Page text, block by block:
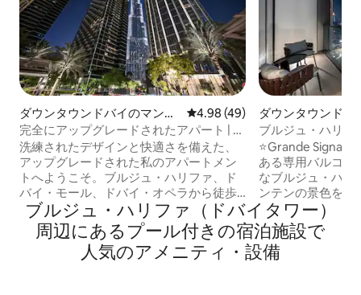
ダウンタウンドバイのマンシ
ョン・アパート
レビュー49件、5つ星中4.98つ
4.98 (49)
完全にアップグレードされたアパート | テ
ラス | ドバイモールまで徒歩
洗練されたデザインと快適さを備えた、
アップグレードされた私のアパートメン
トへようこそ。ブルジュ・ハリファ、ド
バイ・モール、ドバイ・オペラから徒歩
わずか数分の場所にご滞在いただけま
す。 私はキキと申します。オーストラリ
ア人で、過去7年間ドバイを故郷としてい
ます。こちらの宿泊施設に滞在するとい
ダウンタウンドバ
ョン・アパート
ブルジュ・ハリ
⭐Grande
ある専用バルコニ
なブルジュ・ハリ
ンテンの景色を眺
しょう。 エレガントで快適なデザイナー
インテリア、床か
ートテレビ、高
ベッドルームのマ
ブルジュ・ハリファ（ドバイタワー）
周⁠辺⁠にあ⁠るプ⁠ー⁠ル⁠付⁠き⁠の宿⁠泊⁠施⁠設⁠で
人⁠気⁠のア⁠メ⁠ニ⁠テ⁠ィ・設⁠備